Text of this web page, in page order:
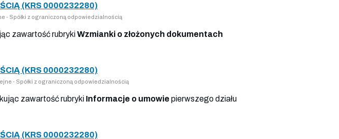
(KRS 0000232280)
- Spółki z ograniczoną odpowiedzialnością
zawartość rubrykiWzmianki o złożonych dokumentach
(KRS 0000232280)
- Spółki z ograniczoną odpowiedzialnością
zawartość rubryki Informacje o umowie pierwszego działu
(KRS 0000232280)